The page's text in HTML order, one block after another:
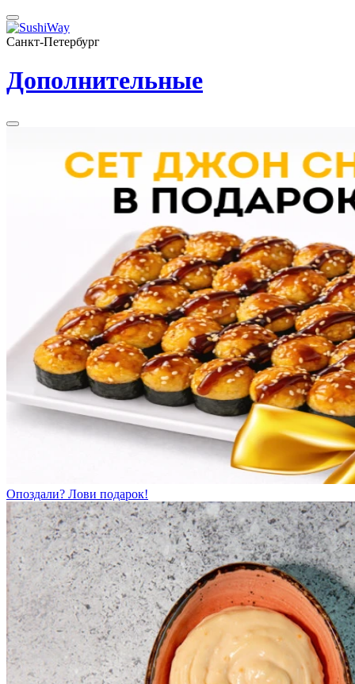
Санкт-Петербург
Дополнительные
Опоздали? Лови подарок!